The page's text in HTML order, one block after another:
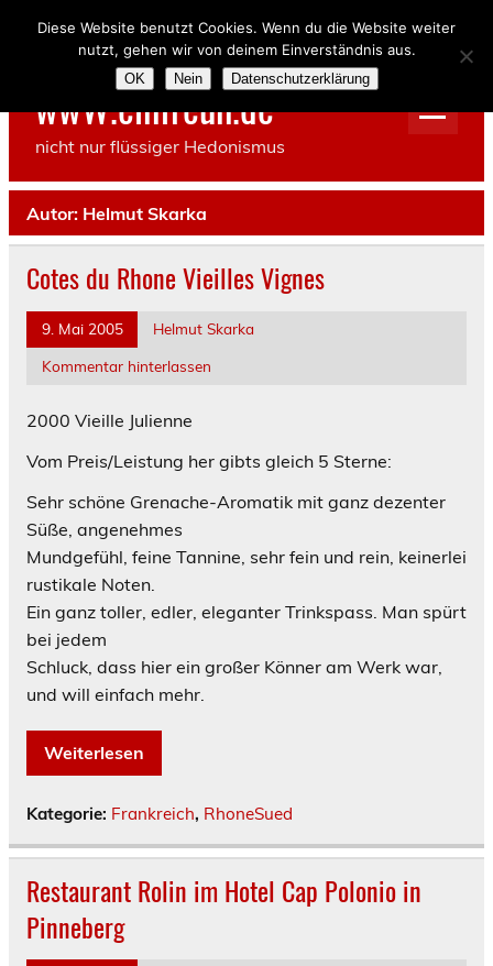
wwW.einfreun.de
nicht nur flüssiger Hedonismus
Autor: Helmut Skarka
Cotes du Rhone Vieilles Vignes
9. Mai 2005
Helmut Skarka
Kommentar hinterlassen
2000 Vieille Julienne
Vom Preis/Leistung her gibts gleich 5 Sterne:
Sehr schöne Grenache-Aromatik mit ganz dezenter
Süße, angenehmes
Mundgefühl, feine Tannine, sehr fein und rein, keinerlei
rustikale Noten.
Ein ganz toller, edler, eleganter Trinkspass. Man spürt
bei jedem
Schluck, dass hier ein großer Könner am Werk war,
und will einfach mehr.
Weiterlesen
Kategorie: Frankreich, RhoneSued
Restaurant Rolin im Hotel Cap Polonio in
Pinneberg
Diese Website benutzt Cookies. Wenn du die Website weiter
nutzt, gehen wir von deinem Einverständnis aus.
OK Nein Datenschutzerklärung